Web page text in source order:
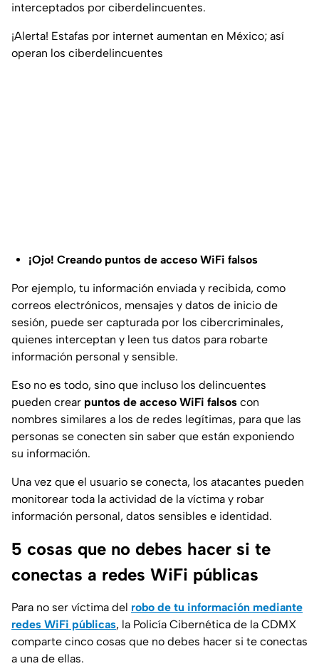
interceptados por ciberdelincuentes.
¡Alerta! Estafas por internet aumentan en México; así
operan los ciberdelincuentes
¡Ojo! Creando puntos de acceso WiFi falsos
Por ejemplo, tu información enviada y recibida, como
correos electrónicos, mensajes y datos de inicio de
sesión, puede ser capturada por los cibercriminales,
quienes interceptan y leen tus datos para robarte
información personal y sensible.
Eso no es todo, sino que incluso los delincuentes
pueden crear puntos de acceso WiFi falsos con
nombres similares a los de redes legítimas, para que las
personas se conecten sin saber que están exponiendo
su información.
Una vez que el usuario se conecta, los atacantes pueden
monitorear toda la actividad de la víctima y robar
información personal, datos sensibles e identidad.
5 cosas que no debes hacer si te
conectas a redes WiFi públicas
Para no ser víctima del robo de tu información mediante
redes WiFi públicas, la Policía Cibernética de la CDMX
comparte cinco cosas que no debes hacer si te conectas
a una de ellas.